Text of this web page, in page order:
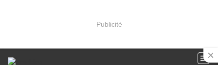
Publicité